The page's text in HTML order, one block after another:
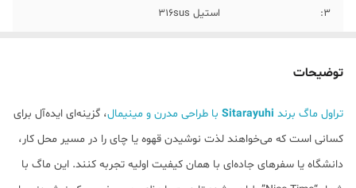
۳: استیل 316sus
توضیحات
تراول ماگ برند Sitarayuhi با طراحی مدرن و مینیمال، گزینه‌ای ایده‌آل برای
کسانی است که می‌خواهند لذت نوشیدن قهوه یا چای را در مسیر محل کار،
دانشگاه یا سفرهای جاده‌ای با همان کیفیت اولیه تجربه کنند. این ماگ با